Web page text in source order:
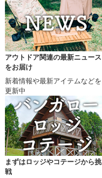
アウトドア関連の最新ニュース
をお届け
新着情報や最新アイテムなどを
更新中
まずはロッジやコテージから挑
戦